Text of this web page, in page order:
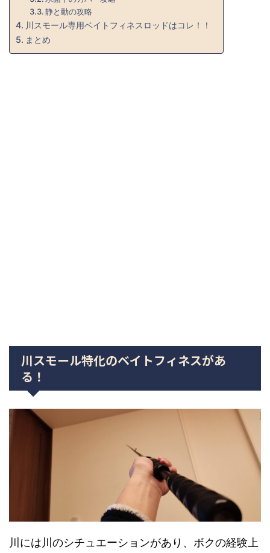
静と動の攻略
川スモール専用ベイトフィネスロッドはコレ！！
まとめ
川スモール特化のベイトフィネスがあ
る！
川には川のシチュエーションがあり、ボクの経験上